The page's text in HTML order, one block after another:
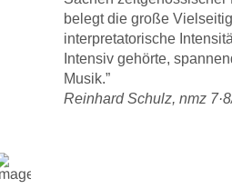
belegt die große
interpretatorische
Intensiv gehörte,
Musik.”
Reinhard Schulz, nmz